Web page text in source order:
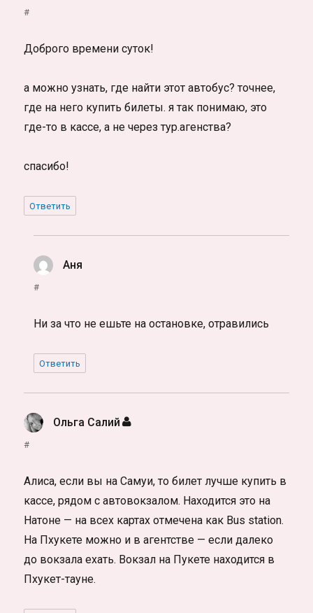
#
Доброго времени суток!
а можно узнать, где найти этот автобус? точнее,
где на него купить билеты. я так понимаю, это
где-то в кассе, а не через тур.агенства?
спасибо!
Ответить
Аня
#
Ни за что не ешьте на остановке, отравились
Ответить
Ольга Салий :
#
Алиса, если вы на Самуи, то билет лучше купить в
кассе, рядом с автовокзалом. Находится это на
Натоне — на всех картах отмечена как Bus station.
На Пхукете можно и в агентстве — если далеко
до вокзала ехать. Вокзал на Пукете находится в
Пхукет-тауне.